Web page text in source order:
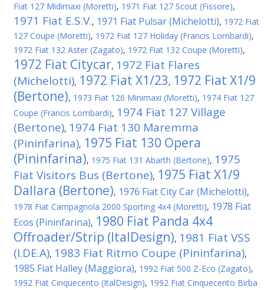
Fiat 127 Midimaxi (Moretti), 1971 Fiat 127 Scout (Fissore),
1971 Fiat E.S.V., 1971 Fiat Pulsar (Michelotti), 1972 Fiat
127 Coupe (Moretti), 1972 Fiat 127 Holiday (Francis Lombardi),
1972 Fiat 132 Aster (Zagato), 1972 Fiat 132 Coupe (Moretti),
1972 Fiat Citycar, 1972 Fiat Flares
(Michelotti), 1972 Fiat X1/23, 1972 Fiat X1/9
(Bertone), 1973 Fiat 126 Minimaxi (Moretti), 1974 Fiat 127
Coupe (Francis Lombardi), 1974 Fiat 127 Village
(Bertone), 1974 Fiat 130 Maremma
(Pininfarina), 1975 Fiat 130 Opera
(Pininfarina), 1975 Fiat 131 Abarth (Bertone), 1975
Fiat Visitors Bus (Bertone), 1975 Fiat X1/9
Dallara (Bertone), 1976 Fiat City Car (Michelotti),
1978 Fiat Campagnola 2000 Sporting 4x4 (Moretti), 1978 Fiat
Ecos (Pininfarina), 1980 Fiat Panda 4x4
Offroader/Strip (ItalDesign), 1981 Fiat VSS
(I.DE.A), 1983 Fiat Ritmo Coupe (Pininfarina),
1985 Fiat Halley (Maggiora), 1992 Fiat 500 Z-Eco (Zagato),
1992 Fiat Cinquecento (ItalDesign), 1992 Fiat Cinquecento Birba